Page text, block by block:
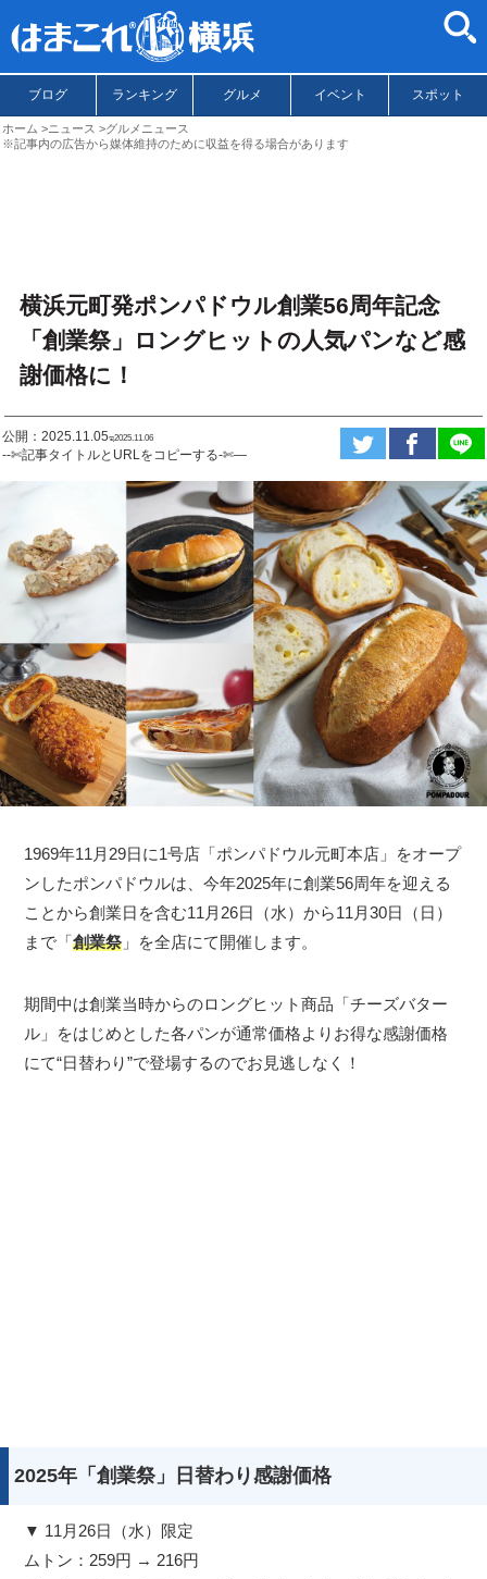
ブログ ランキング グルメ イベント スポット
ホーム ニュース
グルメニュース
※記事内の広告から媒体維持のために収益を得る場合があります
横浜元町発ポンパドウル創業56周年記念
「創業祭」ロングヒットの人気パンなど感
謝価格に！
公開：2025.11.05ಇ2025.11.06
--✄記事タイトルとURLをコピーする-✄—
1969年11月29日に1号店「ポンパドウル元町本店」をオープ
ンしたポンパドウルは、今年2025年に創業56周年を迎える
ことから創業日を含む11月26日（水）から11月30日（日）
まで「創業祭 」を全店にて開催します。
期間中は創業当時からのロングヒット商品「チーズバター
ル」をはじめとした各パンが通常価格よりお得な感謝価格
にて“日替わり”で登場するのでお見逃しなく！
2025年「創業祭」日替わり感謝価格
▼ 11月26日（水）限定
ムトン：259円 → 216円